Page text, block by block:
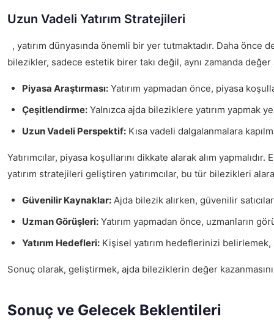
Uzun Vadeli Yatırım Stratejileri
, yatırım dünyasında önemli bir yer tutmaktadır. Daha
bilezikler, sadece estetik birer takı değil, aynı zamanda
Piyasa Araştırması: Yatırım yapmadan önce, piyasa
Çeşitlendirme: Yalnızca ajda bileziklere yatırım yapmak
Uzun Vadeli Perspektif: Kısa vadeli dalgalanmalara
Yatırımcılar, piyasa koşullarını dikkate alarak alım
yatırım stratejileri geliştiren yatırımcılar, bu tür bilezikleri
Güvenilir Kaynaklar: Ajda bilezik alırken, güvenilir
Uzman Görüşleri: Yatırım yapmadan önce, uzmanların
Yatırım Hedefleri: Kişisel yatırım hedeflerinizi
Sonuç olarak, geliştirmek, ajda bileziklerin değer
Sonuç ve Gelecek Beklentileri